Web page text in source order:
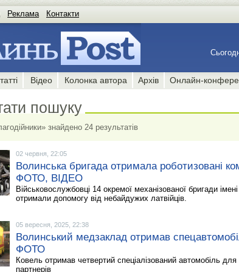
Реклама Контакти
Відео Колонка автора Архів Онлайн-
пошуку
знайдено 24 результатів
02 червня, 22:05
Волинська бригада отримала роботизовані
ФОТО, ВІДЕО
Військовослужбовці 14 окремої механізованої бригади
отримали допомогу від небайдужих латвійців.
05 вересня, 2025, 22:38
Волинський медзаклад отримав
ФОТО
Ковель отримав четвертий спеціалізований автомобіль
партнерів